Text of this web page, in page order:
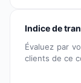
Indice de
Évaluez par
clients de ce